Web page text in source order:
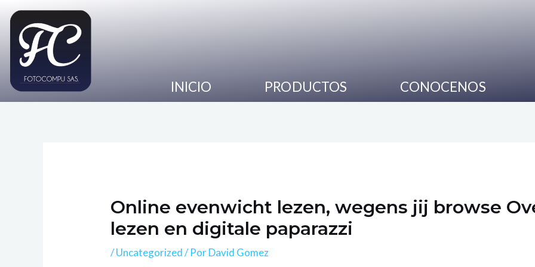
contenido
INICIO PRODUCTOS CONOCENOS
Online evenwicht lezen, wegens jij browse
lezen en digitale paparazzi
/Uncategorized/ PorDavid Gomez
Navegación
de
entradas